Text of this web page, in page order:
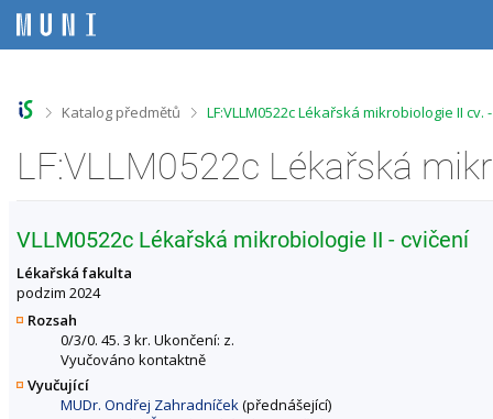
e
e
e
e
>Katalog předmětů >
LF:VLLM0522c Lékařská mikrobiologie II
VLLM0522c Lékařská mikrobiologie II - cvičení
Lékařská fakulta
podzim 2024
Rozsah
0/3/0. 45. 3 kr. Ukončení: z.
Vyučováno kontaktně
Vyučující
MUDr. Ondřej Zahradníček(přednášející)